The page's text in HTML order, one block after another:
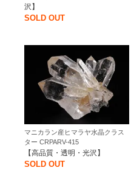
沢】
SOLD OUT
マニカラン産ヒマラヤ水晶クラス
ター CRPARV-415
【高品質・透明・光沢】
SOLD OUT